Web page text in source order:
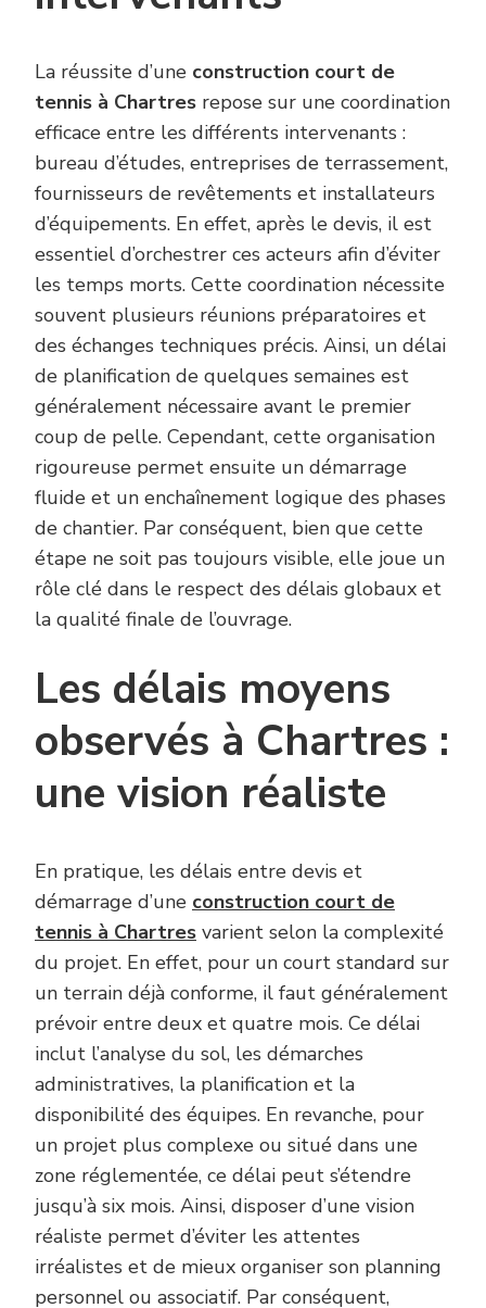
La réussite d’une construction court de
tennis à Chartres repose sur une coordination
efficace entre les différents intervenants :
bureau d’études, entreprises de terrassement,
fournisseurs de revêtements et installateurs
d’équipements. En effet, après le devis, il est
essentiel d’orchestrer ces acteurs afin d’éviter
les temps morts. Cette coordination nécessite
souvent plusieurs réunions préparatoires et
des échanges techniques précis. Ainsi, un délai
de planification de quelques semaines est
généralement nécessaire avant le premier
coup de pelle. Cependant, cette organisation
rigoureuse permet ensuite un démarrage
fluide et un enchaînement logique des phases
de chantier. Par conséquent, bien que cette
étape ne soit pas toujours visible, elle joue un
rôle clé dans le respect des délais globaux et
la qualité finale de l’ouvrage.
Les délais moyens
observés à Chartres :
une vision réaliste
En pratique, les délais entre devis et
démarrage d’une construction court de
tennis à Chartres varient selon la complexité
du projet. En effet, pour un court standard sur
un terrain déjà conforme, il faut généralement
prévoir entre deux et quatre mois. Ce délai
inclut l’analyse du sol, les démarches
administratives, la planification et la
disponibilité des équipes. En revanche, pour
un projet plus complexe ou situé dans une
zone réglementée, ce délai peut s’étendre
jusqu’à six mois. Ainsi, disposer d’une vision
réaliste permet d’éviter les attentes
irréalistes et de mieux organiser son planning
personnel ou associatif. Par conséquent,